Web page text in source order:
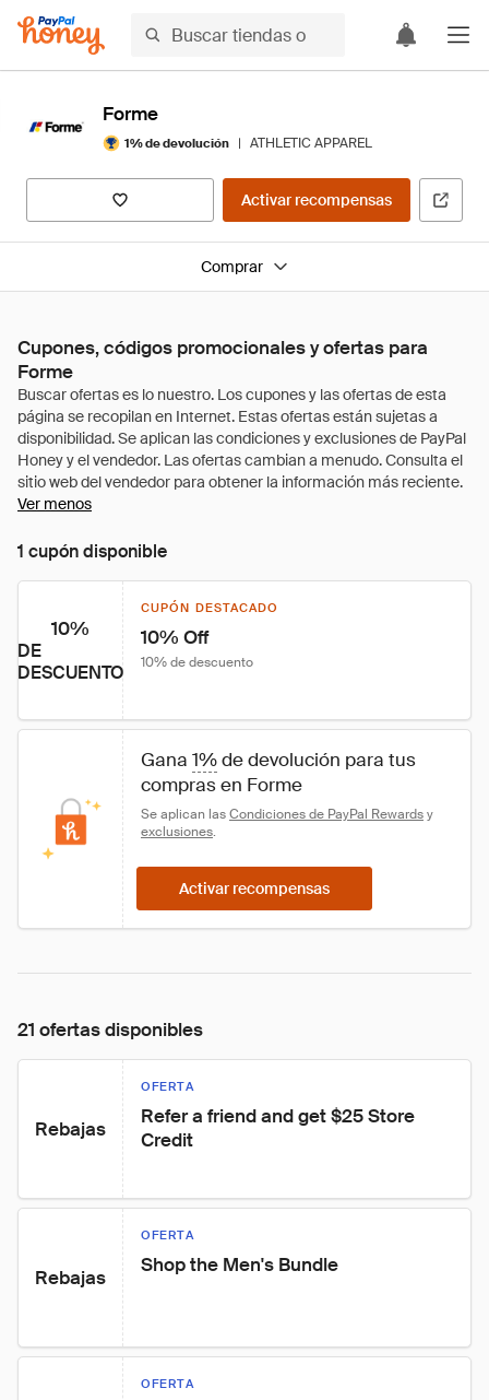
Forme
1% de devolución | ATHLETIC APPAREL
Activar recompensas
Comprar
Cupones, códigos promocionales y ofertas para
Forme
Ver menos
1 cupón disponible
10%
DE
DESCUENTO
CUPÓN DESTACADO
10% Off
10% de descuento
Gana 1% de devolución para tus
compras en Forme
Se aplican las Condiciones de PayPal Rewards y
exclusiones.
Activar recompensas
21 ofertas disponibles
Rebajas
OFERTA
Refer a friend and get $25 Store
Credit
Rebajas
OFERTA
Shop the Men's Bundle
OFERTA